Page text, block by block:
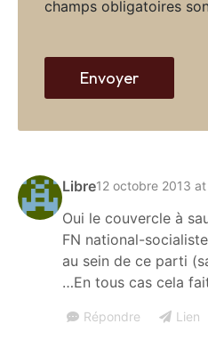
Libre12 octobre 2013
Oui le couvercle à
FN national-
au sein de ce parti
…En tous cas cela
Répondre Lien
champs obligatoires
w
b
Envoyer